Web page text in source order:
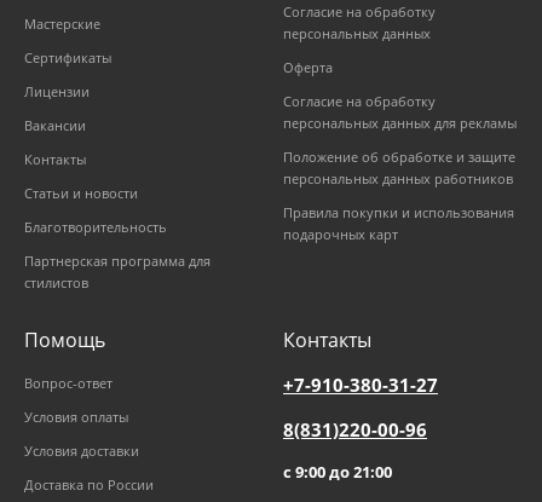
Мастерские
Сертификаты
Лицензии
Вакансии
Контакты
Статьи и новости
Благотворительность
Партнерская программа для
стилистов
Согласие на обработку
персональных данных
Оферта
Согласие на обработку
персональных данных для рекламы
Положение об обработке и защите
персональных данных работников
Правила покупки и использования
подарочных карт
Помощь
Вопрос-ответ
Условия оплаты
Условия доставки
Доставка по России
Контакты
+7-910-380-31-27
8(831)220-00-96
с 9:00 до 21:00